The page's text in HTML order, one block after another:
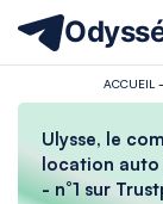
ACCUEIL
Ulysse, le
location auto
- n°1 sur